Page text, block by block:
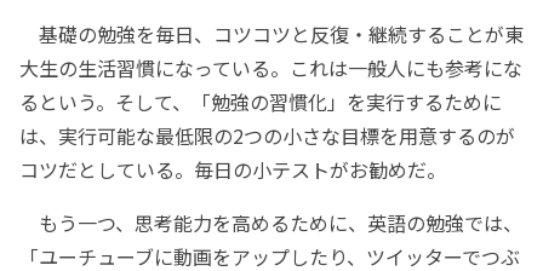
基礎の勉強を毎日、コツコツと反復・継続することが東
大生の生活習慣になっている。これは一般人にも参考にな
るという。そして、「勉強の習慣化」を実行するために
は、実行可能な最低限の2つの小さな目標を用意するのが
コツだとしている。毎日の小テストがお勧めだ。
もう一つ、思考能力を高めるために、英語の勉強では、
「ユーチューブに動画をアップしたり、ツイッターでつぶ